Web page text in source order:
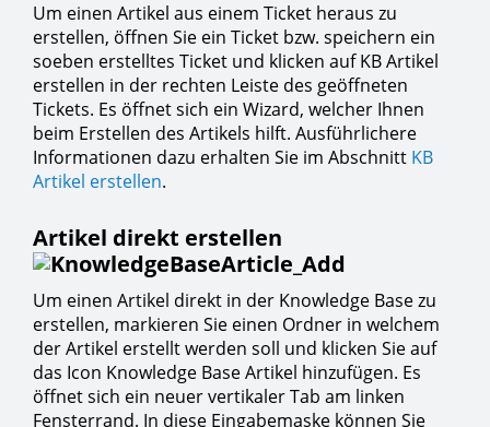
Um einen Artikel aus einem Ticket heraus zu
erstellen, öffnen Sie ein Ticket bzw. speichern ein
soeben erstelltes Ticket und klicken auf KB Artikel
erstellen in der rechten Leiste des geöffneten
Tickets. Es öffnet sich ein Wizard, welcher Ihnen
beim Erstellen des Artikels hilft. Ausführlichere
Informationen dazu erhalten Sie im Abschnitt KB
Artikel erstellen.
Artikel direkt erstellen
Um einen Artikel direkt in der Knowledge Base zu
erstellen, markieren Sie einen Ordner in welchem
der Artikel erstellt werden soll und klicken Sie auf
das Icon Knowledge Base Artikel hinzufügen. Es
öffnet sich ein neuer vertikaler Tab am linken
Fensterrand. In diese Eingabemaske können Sie